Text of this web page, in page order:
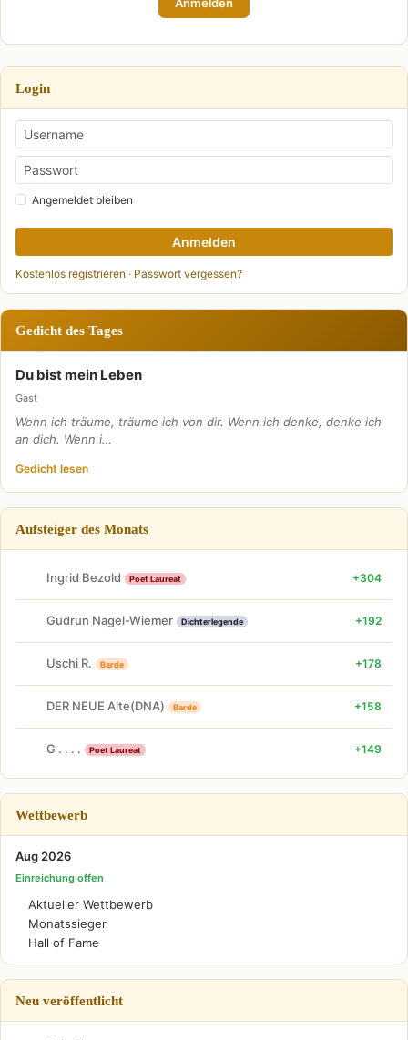
Login
Angemeldet bleiben
Anmelden
Kostenlos registrieren · Passwort vergessen?
Gedicht des Tages
Du bist mein Leben
Gast
Wenn ich träume, träume ich von dir. Wenn ich denke, denke ich
an dich. Wenn i…
Gedicht lesen
Aufsteiger des Monats
Ingrid Bezold Poet Laureat +304
Gudrun Nagel-Wiemer Dichterlegende +192
Uschi R. Barde +178
DER NEUE Alte(DNA) Barde +158
G . . . . Poet Laureat +149
Wettbewerb
Aug 2026
Einreichung offen
Aktueller Wettbewerb
Monatssieger
Hall of Fame
Neu veröffentlicht